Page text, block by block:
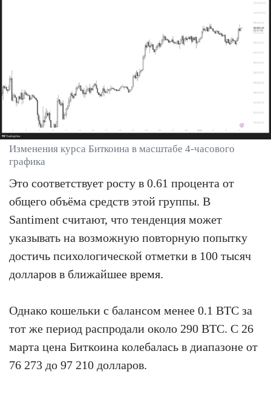
Изменения курса Биткоина в масштабе 4-часового
графика
Это соответствует росту в 0.61 процента от
общего объёма средств этой группы. В
Santiment считают, что тенденция может
указывать на возможную повторную попытку
достичь психологической отметки в 100 тысяч
долларов в ближайшее время.
Однако кошельки с балансом менее 0.1 BTC за
тот же период распродали около 290 BTC. С 26
марта цена Биткоина колебалась в диапазоне от
76 273 до 97 210 долларов.